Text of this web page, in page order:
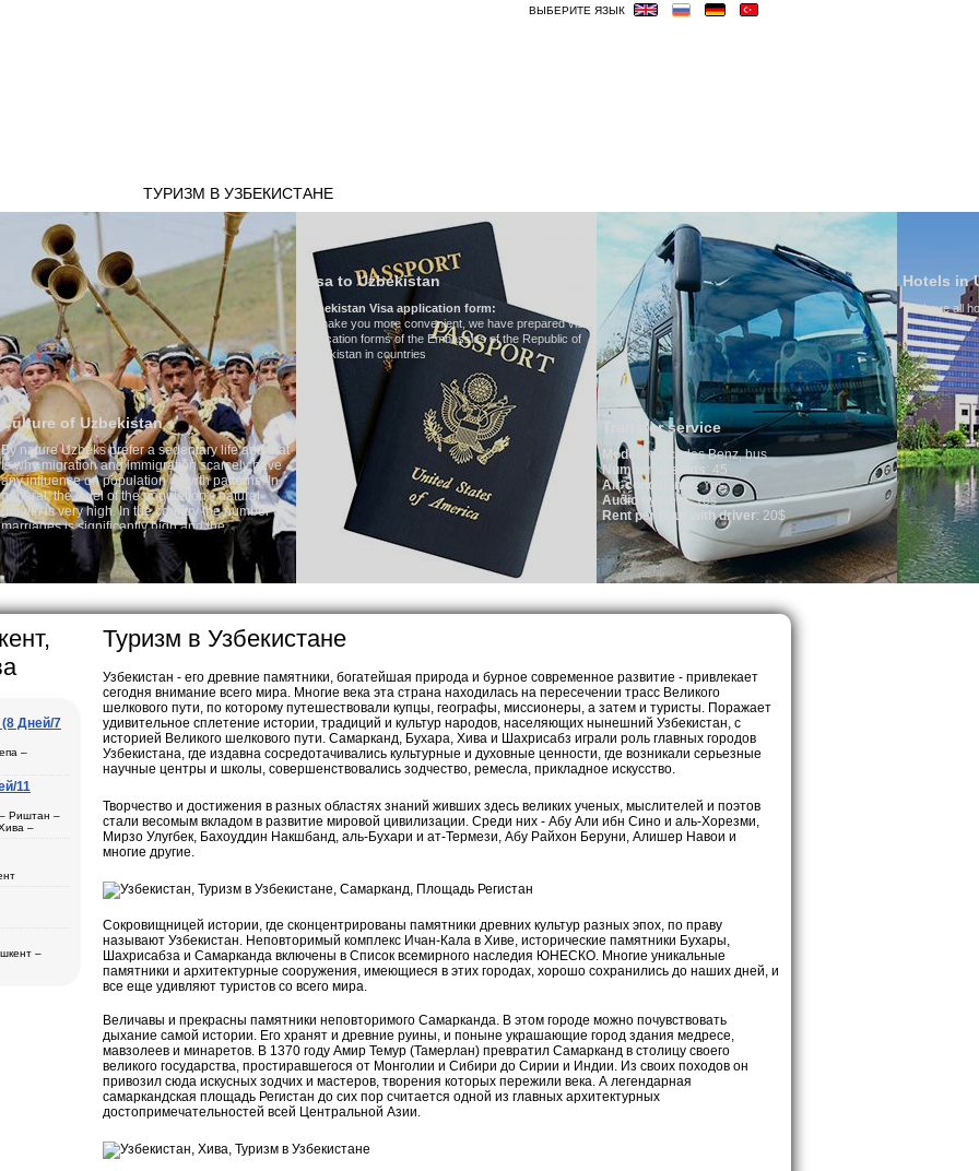
ВЫБЕРИТЕ ЯЗЫК
ТУРИЗМ В УЗБЕКИСТАНЕ
life and that
scarcely have
patterns. In
natural
the number of
and the
is one of the lowest
tradition, the
quite sacred.
in villages, is
Uzbek family has
Visa to Uzbekistan
Uzbekistan Visa application form:
To make you more convenient, we have prepared visa
application forms of the Embassies of the Republic of
Uzbekistan in countries
Transfer service
Model:Mercedes Benz, bus
Number of seats
: 45
Air-conditioner:
Yes
Audio system
: Yes
Rent per hour with driver
: 20$
Hotels in Uzbekistan
We have all hotels in Uzbekistan
(8 Дней/7
–
в
11
Риштан –
–
(3) –
Хива (1) –
в
(XIX в.);
су.
–
Туризм в Узбекистане
Узбекистан - его древние памятники, богатейшая природа и бурное современное развитие - привлекает
сегодня внимание всего мира. Многие века эта страна находилась на пересечении трасс Великого
шелкового пути, по которому путешествовали купцы, географы, миссионеры, а затем и туристы. Поражает
удивительное сплетение истории, традиций и культур народов, населяющих нынешний Узбекистан, с
историей Великого шелкового пути. Самарканд, Бухара, Хива и Шахрисабз играли роль главных городов
Узбекистана, где издавна сосредотачивались культурные и духовные ценности, где возникали серьезные
научные центры и школы, совершенствовались зодчество, ремесла, прикладное искусство.
Творчество и достижения в разных областях знаний живших здесь великих ученых, мыслителей и поэтов
стали весомым вкладом в развитие мировой цивилизации. Среди них - Абу Али ибн Сино и аль-Хорезми,
Мирзо Улугбек, Бахоуддин Накшбанд, аль-Бухари и ат-Термези, Абу Райхон Беруни, Алишер Навои и
многие другие.
Сокровищницей истории, где сконцентрированы памятники древних культур разных эпох, по праву
называют Узбекистан. Неповторимый комплекс Ичан-Кала в Хиве, исторические памятники Бухары,
Шахрисабза и Самарканда включены в Список всемирного наследия ЮНЕСКО. Многие уникальные
памятники и архитектурные сооружения, имеющиеся в этих городах, хорошо сохранились до наших дней, и
все еще удивляют туристов со всего мира.
Величавы и прекрасны памятники неповторимого Самарканда. В этом городе можно почувствовать
дыхание самой истории. Его хранят и древние руины, и поныне украшающие город здания медресе,
мавзолеев и минаретов. В 1370 году Амир Темур (Тамерлан) превратил Самарканд в столицу своего
великого государства, простиравшегося от Монголии и Сибири до Сирии и Индии. Из своих походов он
привозил сюда искусных зодчих и мастеров, творения которых пережили века. А легендарная
самаркандская площадь Регистан до сих пор считается одной из главных архитектурных
достопримечательностей всей Центральной Азии.